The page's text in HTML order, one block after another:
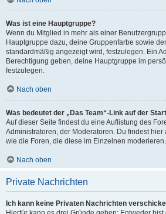
Was ist eine Hauptgruppe?
Wenn du Mitglied in mehr als einer
Hauptgruppe dazu, deine Gruppenfarbe sowie
standardmäßig angezeigt wird, festzulegen. Ein
Berechtigung geben, deine Hauptgruppe im
festzulegen.
Nach oben
Was bedeutet der „Das Team“-Link auf der
Auf dieser Seite findest du eine Auflistung des
Administratoren, der Moderatoren. Du findest
wie die Foren, die diese im Einzelnen moderieren.
Nach oben
Private Nachrichten
Ich kann keine Privaten Nachrichten